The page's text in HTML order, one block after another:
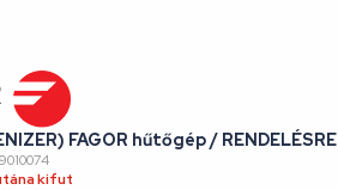
FAGOR hűtőgép / RENDELÉSRE
kifut